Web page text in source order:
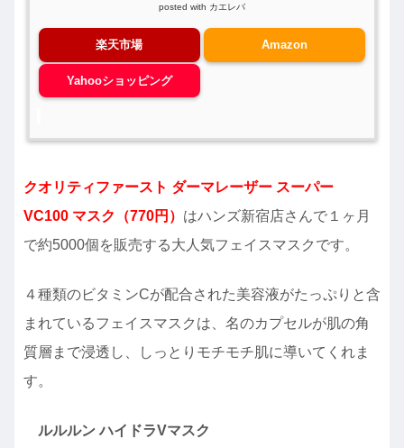
posted with カエレバ
楽天市場 Amazon
Yahooショッピング
クオリティファースト ダーマレーザー スーパー
VC100 マスク（770円） はハンズ新宿店さんで１ヶ月
で約5000個を販売する大人気フェイスマスクです。
４種類のビタミンCが配合された美容液がたっぷりと含
まれているフェイスマスクは、名のカプセルが肌の角
質層まで浸透し、しっとりモチモチ肌に導いてくれま
す。
ルルルン ハイドラVマスク